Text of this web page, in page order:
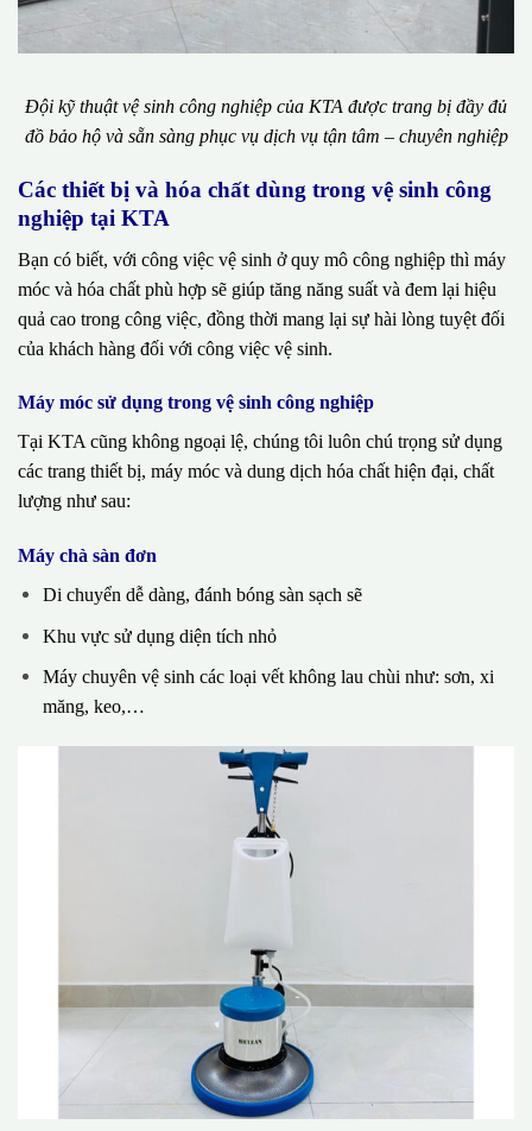
Đội kỹ thuật vệ sinh công nghiệp của KTA được trang bị đầy đủ
đồ bảo hộ và sẵn sàng phục vụ dịch vụ tận tâm – chuyên nghiệp
Các thiết bị và hóa chất dùng trong vệ sinh công
nghiệp tại KTA
Bạn có biết, với công việc vệ sinh ở quy mô công nghiệp thì máy
móc và hóa chất phù hợp sẽ giúp tăng năng suất và đem lại hiệu
quả cao trong công việc, đồng thời mang lại sự hài lòng tuyệt đối
của khách hàng đối với công việc vệ sinh.
Máy móc sử dụng trong vệ sinh công nghiệp
Tại KTA cũng không ngoại lệ, chúng tôi luôn chú trọng sử dụng
các trang thiết bị, máy móc và dung dịch hóa chất hiện đại, chất
lượng như sau:
Máy chà sàn đơn
Di chuyển dễ dàng, đánh bóng sàn sạch sẽ
Khu vực sử dụng diện tích nhỏ
Máy chuyên vệ sinh các loại vết không lau chùi như: sơn, xi
măng, keo,…